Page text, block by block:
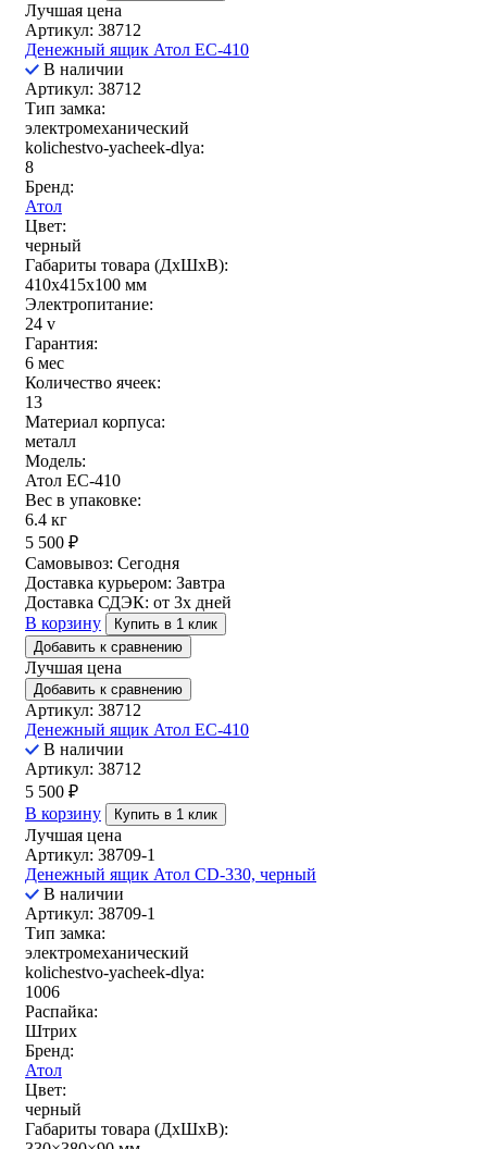
Лучшая цена
Артикул: 38712
Денежный ящик Атол EC-410
В наличии
Артикул: 38712
Тип замка:
электромеханический
kolichestvo-yacheek-dlya:
8
Бренд:
Атол
Цвет:
черный
Габариты товара (ДxШxВ):
410х415х100 мм
Электропитание:
24 v
Гарантия:
6 мес
Количество ячеек:
13
Материал корпуса:
металл
Модель:
Атол EC-410
Вес в упаковке:
6.4 кг
5 500 ₽
Самовывоз: Сегодня
Доставка курьером: Завтра
Доставка СДЭК: от 3х дней
В корзину
Купить в 1 клик
Добавить к сравнению
Лучшая цена
Добавить к сравнению
Артикул: 38712
Денежный ящик Атол EC-410
В наличии
Артикул: 38712
5 500 ₽
В корзину
Купить в 1 клик
Лучшая цена
Артикул: 38709-1
Денежный ящик Атол CD-330, черный
В наличии
Артикул: 38709-1
Тип замка:
электромеханический
kolichestvo-yacheek-dlya:
1006
Распайка:
Штрих
Бренд:
Атол
Цвет:
черный
Габариты товара (ДxШxВ):